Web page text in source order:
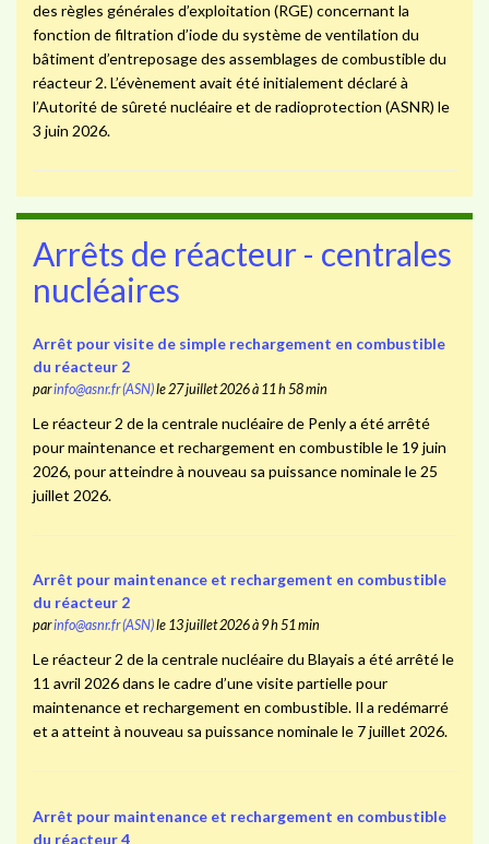
des règles générales d’exploitation (RGE) concernant la
fonction de filtration d’iode du système de ventilation du
bâtiment d’entreposage des assemblages de combustible du
réacteur 2. L’évènement avait été initialement déclaré à
l’Autorité de sûreté nucléaire et de radioprotection (ASNR) le
3 juin 2026.
Arrêts de réacteur - centrales
nucléaires
Arrêt pour visite de simple rechargement en combustible
du réacteur 2
parinfo@asnr.fr (ASN)le 27 juillet 2026 à 11 h 58 min
Le réacteur 2 de la centrale nucléaire de Penly a été arrêté
pour maintenance et rechargement en combustible le 19 juin
2026, pour atteindre à nouveau sa puissance nominale le 25
juillet 2026.
Arrêt pour maintenance et rechargement en combustible
du réacteur 2
parinfo@asnr.fr (ASN)le 13 juillet 2026 à 9 h 51 min
Le réacteur 2 de la centrale nucléaire du Blayais a été arrêté le
11 avril 2026 dans le cadre d’une visite partielle pour
maintenance et rechargement en combustible. Il a redémarré
et a atteint à nouveau sa puissance nominale le 7 juillet 2026.
Arrêt pour maintenance et rechargement en combustible
du réacteur 4